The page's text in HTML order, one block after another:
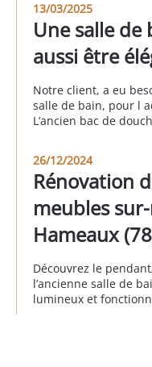
large et à fond extra-
permettant l’accès
également remplacé
13/03/2025
Une salle
aussi être
Notre client, a eu
salle de bain, pour l
L’ancien bac de
extra-plat répondent
de sécurité : un
26/12/2024
Rénovation
meubles
Hameaux
Découvrez le
l’ancienne salle de
lumineux et